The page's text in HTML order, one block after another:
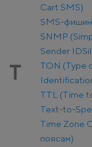
Cart SMS)
SMS-
SNMP
Sender ID
T
TON (Type
TTL (Time
Text-to-
Time Zone
поясам)